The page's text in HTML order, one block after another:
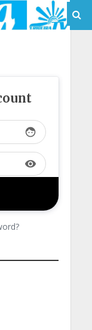
face
visibility